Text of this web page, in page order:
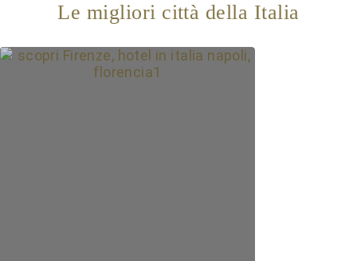
Le migliori città della Italia